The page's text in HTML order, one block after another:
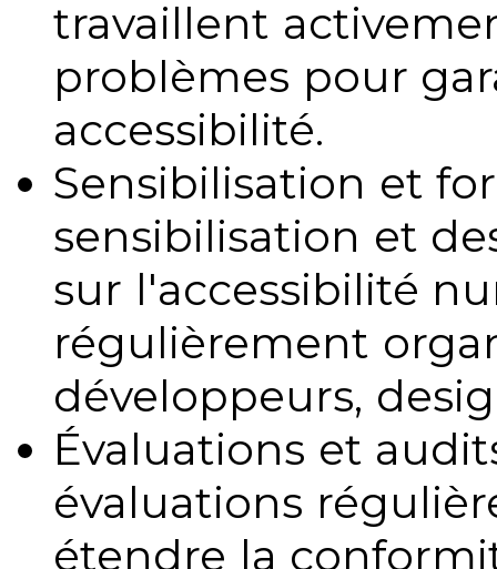
travaillent
problèmes pour
accessibilité.
Sensibilisation et
sensibilisation et
sur l'accessibilité
régulièrement
développeurs,
Évaluations et
évaluations
étendre la